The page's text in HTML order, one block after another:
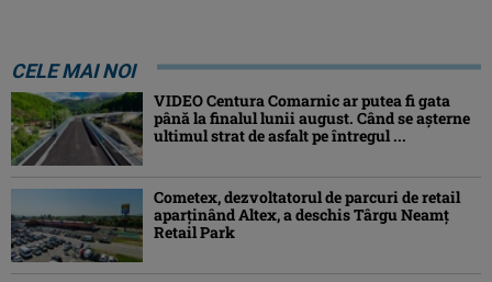
CELE MAI NOI
VIDEO Centura Comarnic ar putea fi gata
până la finalul lunii august. Când se așterne
ultimul strat de asfalt pe întregul ...
Cometex, dezvoltatorul de parcuri de retail
aparținând Altex, a deschis Târgu Neamț
Retail Park